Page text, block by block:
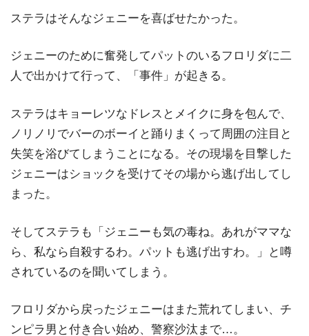
ステラはそんなジェニーを喜ばせたかった。
ジェニーのために奮発してパットのいるフロリダに二
人で出かけて行って、「事件」が起きる。
ステラはキョーレツなドレスとメイクに身を包んで、
ノリノリでバーのボーイと踊りまくって周囲の注目と
失笑を浴びてしまうことになる。その現場を目撃した
ジェニーはショックを受けてその場から逃げ出してし
まった。
そしてステラも「ジェニーも気の毒ね。あれがママな
ら、私なら自殺するわ。パットも逃げ出すわ。」と噂
されているのを聞いてしまう。
フロリダから戻ったジェニーはまた荒れてしまい、チ
ンピラ男と付き合い始め、警察沙汰まで…。